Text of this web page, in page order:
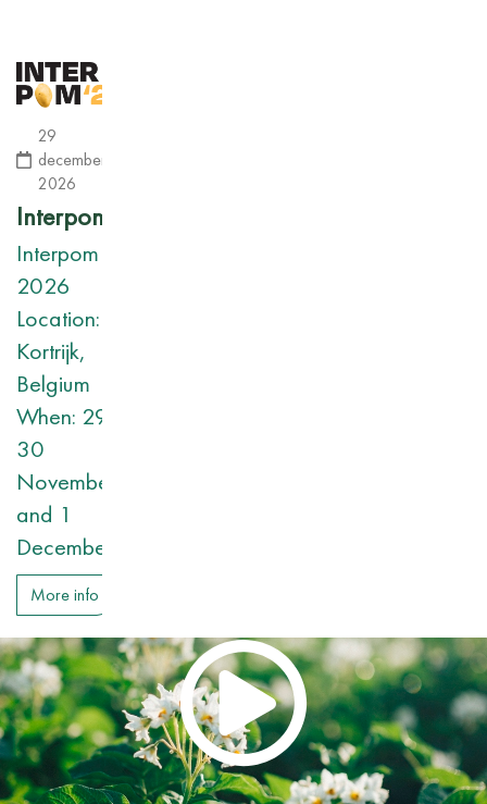
29
december
2026
Interpom
Interpom
2026
Location:
Kortrijk,
Belgium
When: 29,
30
November
and 1
December
More info